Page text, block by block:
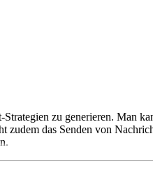
zu generieren. Man
zudem das Senden von